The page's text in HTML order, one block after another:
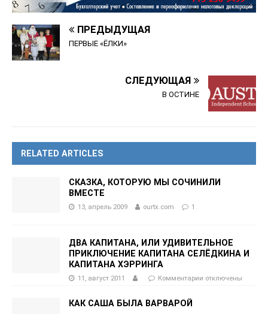
ПРЕДЫДУЩАЯ
ПЕРВЫЕ «ЁЛКИ»
СЛЕДУЮЩАЯ
В ОСТИНЕ
RELATED ARTICLES
СКАЗКА, КОТОРУЮ МЫ СОЧИНИЛИ
ВМЕСТЕ
13, апрель 2009 ourtx.com 1
ДВА КАПИТАНА, ИЛИ УДИВИТЕЛЬНОЕ
ПРИКЛЮЧЕНИЕ КАПИТАНА СЕЛЁДКИНА И
КАПИТАНА ХЭРРИНГА
11, август 2011 Комментарии отключены
КАК САША БЫЛА ВАРВАРОЙ